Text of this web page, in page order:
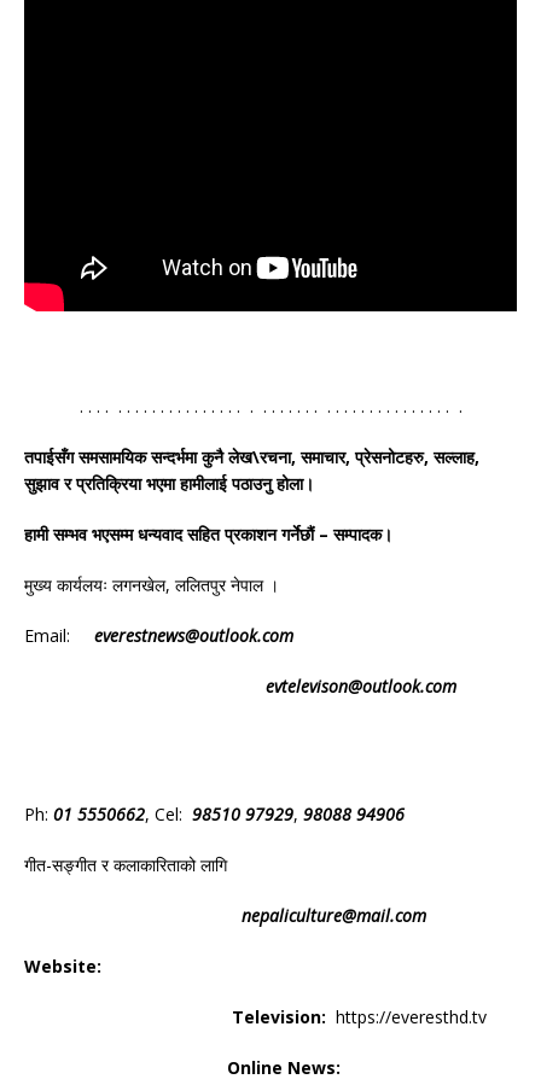
. . . . . . . . . . . . . . . . . . . . . . . . . . . . . . . . . . . . . . . . . . .
तपाईसँगसमसामयिकसन्दर्भमाकुनैलेख\रचना,समाचार,प्रेसनोटहरु,सल्लाह,
सुझावरप्रतिक्रियाभएमाहामीलाईपठाउनु होला।
हामी सम्भव भएसम्म धन्यवाद सहित प्रकाशन गर्नेछौं – सम्पादक।
मुख्य कार्यलयः लगनखेल, ललितपुर नेपाल ।
Email: everestnews@outlook.com
evtelevison@outlook.com
Ph: 01 5550662, Cel: 98510 97929, 98088 94906
गीत-सङ्गीत र कलाकारिताको लागि
nepaliculture@mail.com
Website:
Television: https://everesthd.tv
Online News: